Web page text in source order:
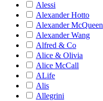
Alessi
Alexander Hotto
Alexander McQueen
Alexander Wang
Alfred & Co
Alice & Olivia
Alice McCall
ALife
Alis
Allegrini